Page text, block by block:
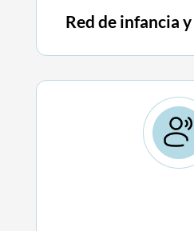
Red de infancia